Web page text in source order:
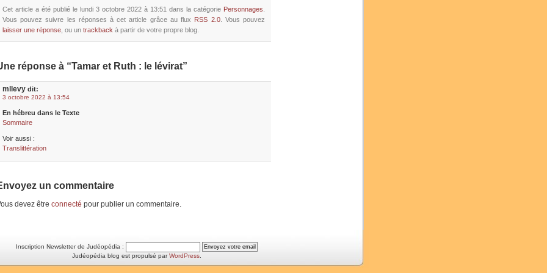
Cet article a été publié le lundi 3 octobre 2022 à 13:51 dans la catégorie Personnages
Vous pouvez suivre les réponses à cet article grâce au flux RSS 2.0. Vous pouvez
laisser une réponse , ou un trackback à partir de votre propre blog.
réponse à “Tamar et Ruth : le lévirat”
mllevy dit:
3 octobre 2022 à 13:54
En hébreu dans le Texte
Sommaire
Voir aussi :
Translittération
un commentaire
devez être connecté pour publier un commentaire.
Inscription Newsletter de Judéopédia :
Judéopédia blog est propulsé parWordPress